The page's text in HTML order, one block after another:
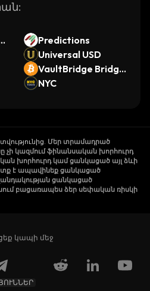
Predictions
Universal USD
VaultBridge Bridge
d WBTC (Katana)
NYC
. Մեր տրամադրած
չի կազմում ֆինանսական խորհուրդ
խորհուրդ կամ ցանկացած այլ ձևի
է ապավինեք ցանկացած
ցանկացած
բացառապես ձեր սեփական ռիսկի
կապի մեջ